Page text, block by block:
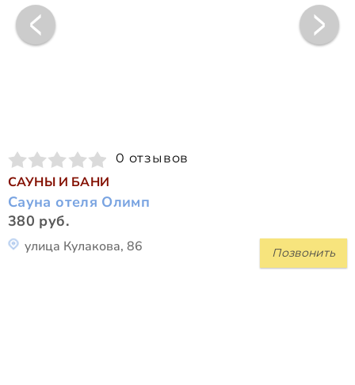
0 отзывов
САУНЫ И БАНИ
Сауна отеля Олимп
380 руб.
Позвонить
улица Кулакова, 86